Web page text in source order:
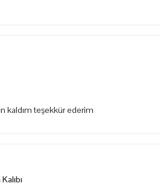
kaldım teşekkür ederim